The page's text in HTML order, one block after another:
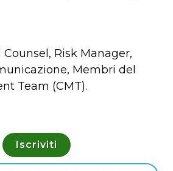
Counsel, Risk Manager,
Membri del
Team (CMT).
Iscriviti